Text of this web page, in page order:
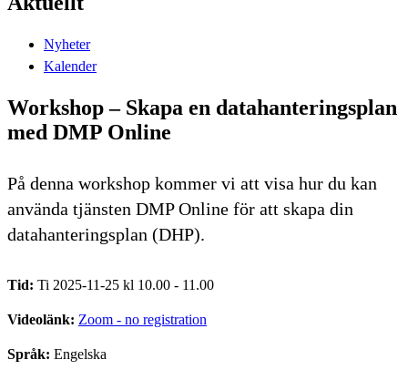
Nyheter
Kalender
Workshop – Skapa en datahanteringsplan
med DMP Online
På denna workshop kommer vi att visa hur du kan
använda tjänsten DMP Online för att skapa din
datahanteringsplan (DHP).
Tid: Ti 2025-11-25 kl 10.00 - 11.00
Videolänk: Zoom - no registration
Språk: Engelska